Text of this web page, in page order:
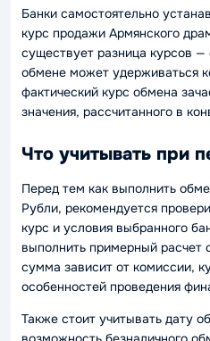
Банки самостоятельно
курс продажи Армянского
существует разница курсов
обмене может удерживаться
фактический курс обмена
значения, рассчитанного в
Что учитывать при
Перед тем как выполнить
Рубли, рекомендуется
курс и условия выбранного
выполнить примерный расчет
сумма зависит от комиссии,
особенностей проведения
Также стоит учитывать дату